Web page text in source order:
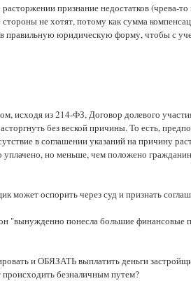
признание недостатков (чрева-
не хотят, потому как сумма
правильную юридическую форму, чтобы с
исходя из 214-ФЗ, Договор долевого
без веской причины. То есть,
в соглашении указаний на причину
но меньше, чем положено
может оспорить через суд и признать
"вынужденно понесла большие финансовые
и ОБЯЗАТЬ выплатить деньги
происходить безналичным путем?